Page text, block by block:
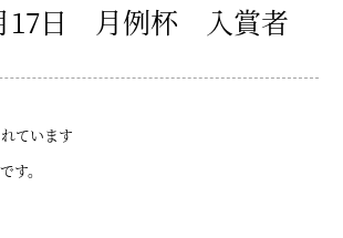
17日 月例杯 入賞者
ています
す。